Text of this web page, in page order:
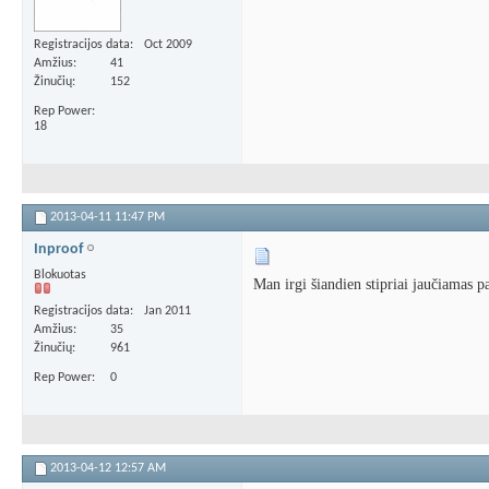
Registracijos data
Oct 2009
Amžius
41
Žinučių
152
Rep Power
18
2013-04-11 11:47 PM
Inproof
Blokuotas
Registracijos data
Jan 2011
Amžius
35
Žinučių
961
Rep Power 0
Man irgi šiandien stipriai jaučiamas
2013-04-12 12:57 AM